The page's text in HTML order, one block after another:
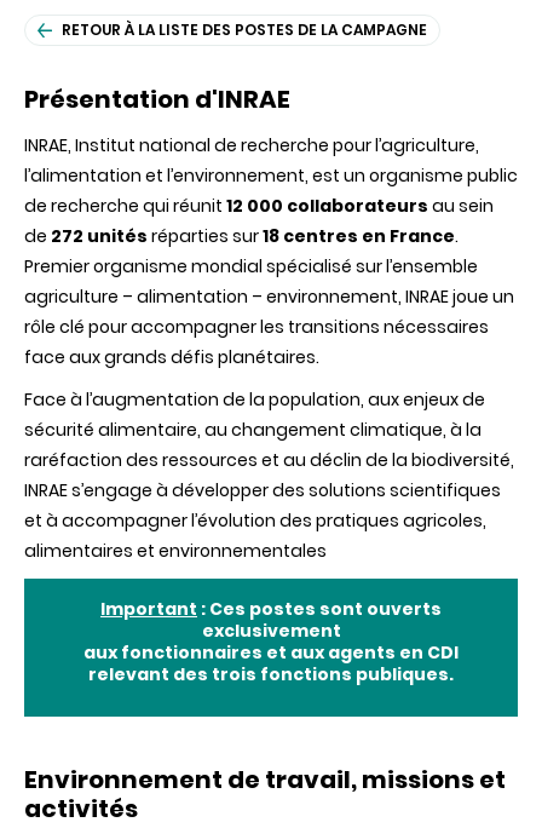
RETOUR À LA LISTE DES POSTES DE LA CAMPAGNE
Présentation d'INRAE
INRAE, Institut national de recherche pour l’agriculture,
l’alimentation et l’environnement, est un organisme public
de recherche qui réunit 12 000 collaborateurs au sein
de 272 unités réparties sur18 centres en France.
Premier organisme mondial spécialisé sur l’ensemble
agriculture – alimentation – environnement, INRAE joue un
rôle clé pour accompagner les transitions nécessaires
face aux grands défis planétaires.
Face à l’augmentation de la population, aux enjeux de
sécurité alimentaire, au changement climatique, à la
raréfaction des ressources et au déclin de la biodiversité,
INRAE s’engage à développer des solutions scientifiques
et à accompagner l’évolution des pratiques agricoles,
alimentaires et environnementales
Important : Ces postes sont ouverts
exclusivement
aux fonctionnaires et aux agents en CDI
relevant des trois fonctions publiques.
Environnement de travail, missions et
activités